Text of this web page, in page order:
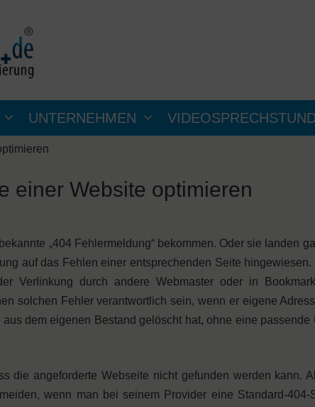
UNTERNEHMEN
einer Website optimieren
„404 Fehlermeldung“ bekommen. Oder sie landen
auf das Fehlen einer entsprechenden Seite hingewiesen.
Verlinkung durch andere Webmaster oder in
solchen Fehler verantwortlich sein, wenn er eigene
dem eigenen Bestand gelöscht hat, ohne eine passende
die angeforderte Webseite nicht gefunden werden kann.
wenn man bei seinem Provider eine Standard-404-